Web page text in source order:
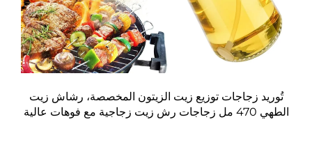
تُوريد زجاجات توزيع زيت الزيتون المخصصة، رشاش زيت
الطهي 470 مل زجاجات رش زيت زجاجية مع فوهات عالية